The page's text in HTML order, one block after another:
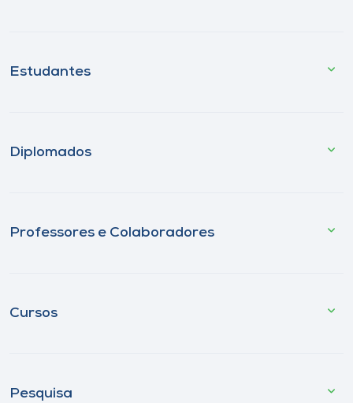
Estudantes
Diplomados
Professores e Colaboradores
Cursos
Pesquisa